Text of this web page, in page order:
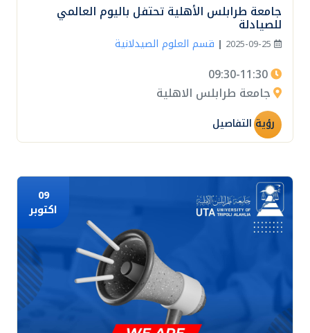
جامعة طرابلس الأهلية تحتفل باليوم العالمي
للصيادلة
2025-09-25
| قسم العلوم الصيدلانية
09:30-11:30
جامعة طرابلس الاهلية
رؤية التفاصيل
09
اكتوبر